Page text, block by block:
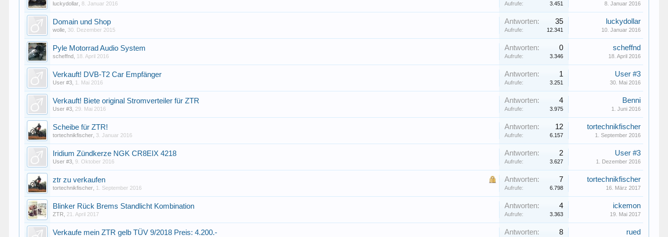
luckydollar ,8. Januar 2016 Aufrufe: 3.451 8. Januar 2016
Domain und Shop
wolle 30. Dezember 2015
Antworten: 35
Aufrufe: 12.341
luckydollar
10. Januar 2016
Pyle Motorrad Audio System
scheffnd 18. April 2016
Antworten: 0
Aufrufe: 3.346
scheffnd
18. April 2016
Verkauft! DVB-T2 Car Empfänger
User #3 1. Mai 2016
Antworten: 1
Aufrufe: 3.251
User #3
30. Mai 2016
Verkauft! Biete original Stromverteiler für ZTR
User #3 29. Mai 2016
Antworten: 4
Aufrufe: 3.975
Benni
1. Juni 2016
Scheibe für ZTR!
tortechnikfischer 3. Januar 2016
Antworten: 12
Aufrufe: 6.157
tortechnikfischer
1. September 2016
Iridium Zündkerze NGK CR8EIX 4218
User #3 ,9. Oktober 2016
Antworten: 2
Aufrufe: 3.627
User #3
1. Dezember 2016
ztr zu verkaufen
tortechnikfischer 1. September 2016
Antworten: 7
Aufrufe: 6.798
tortechnikfischer
16. März 2017
Blinker Rück Brems Standlicht Kombination
ZTR 21. April 2017
Antworten: 4
Aufrufe: 3.363
ickemon
19. Mai 2017
Verkaufe mein ZTR gelb TÜV 9/2018 Preis: 4.200.- Antworten: 8 rued